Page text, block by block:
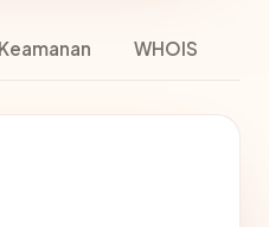
Keamanan WHOIS